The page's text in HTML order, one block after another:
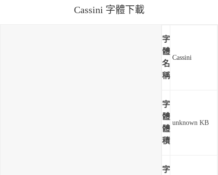
Cassini 字體下載
字
體
名
稱
Cassini
字
體
體
積
unknown KB
字